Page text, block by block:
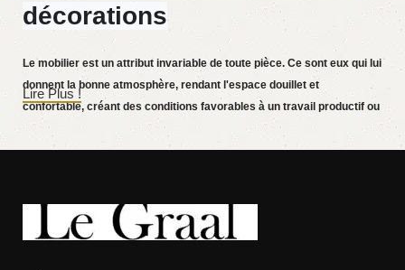
décorations
Le mobilier est un attribut invariable de toute pièce. Ce sont eux qui lui
donnent la bonne atmosphère, rendant l'espace douillet et
confortable, créant des conditions favorables à un travail productif ou
aidant à se détendre après une dure journée. De plus en plus souvent,
les clients souhaitent passer une commande dans une boutique en
sereinement les meubles qui vous plaisent. La boutique en ligne
propose un large catalogue de meubles : des meubles de maison et
Lire Plus !